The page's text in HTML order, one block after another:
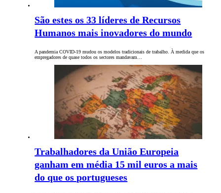
São estes os 33 líderes de Recursos
Humanos mais inovadores do mundo
A pandemia COVID-19 mudou os modelos tradicionais de trabalho. À medida que os
empregadores de quase todos os sectores mandavam…
Trabalhadores da União Europeia
ganham em média 15 mil euros a mais
do que os portugueses